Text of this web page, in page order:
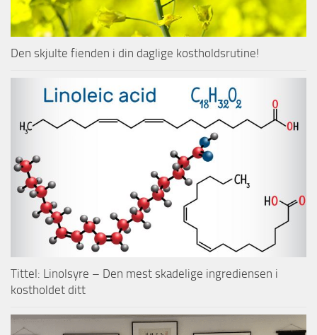
Den skjulte fienden i din daglige kostholdsrutine!
Tittel: Linolsyre – Den mest skadelige ingrediensen i
kostholdet ditt